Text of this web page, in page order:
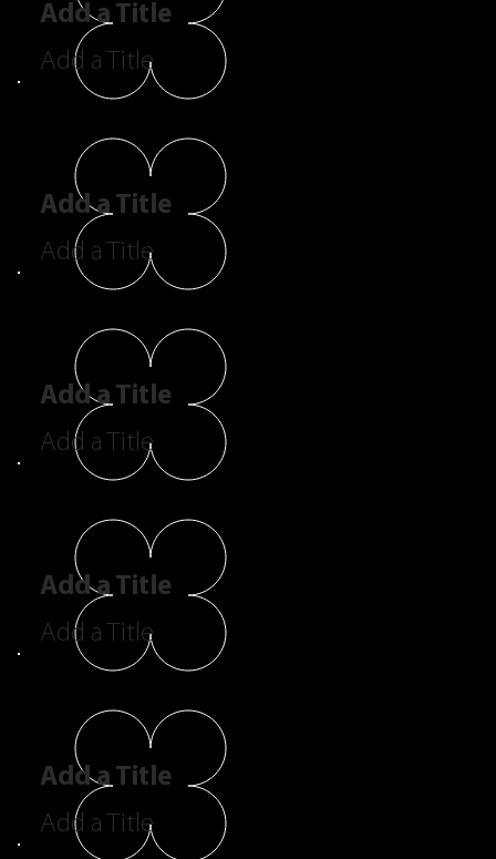
Add a Title
Add a Title
Add a Title
Add a Title
Add a Title
Add a Title
Add a Title
Add a Title
Add a Title
Add a Title